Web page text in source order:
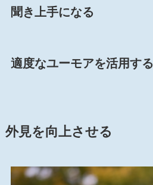
聞き上手になる
適度なユーモアを活用する
外見を向上させる